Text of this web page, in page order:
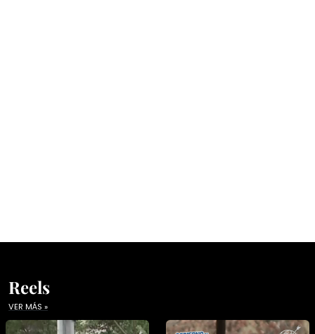
Reels
VER MÁS »